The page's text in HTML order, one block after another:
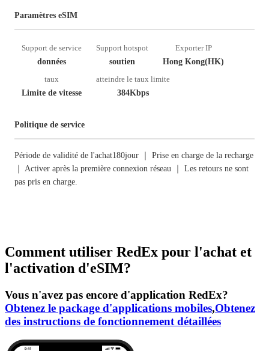
Paramètres eSIM
Support de service
données
Support hotspot
soutien
Exporter IP
Hong Kong(HK)
taux
Limite de vitesse
atteindre le taux limite
384Kbps
Politique de service
Période de validité de l'achat180jour ｜ Prise en charge de la recharge
｜ Activer après la première connexion réseau ｜ Les retours ne sont
pas pris en charge.
Comment utiliser RedEx pour l'achat et
l'activation d'eSIM?
Vous n'avez pas encore d'application RedEx?
Obtenez le package d'applications mobiles,Obtenez
des instructions de fonctionnement détaillées